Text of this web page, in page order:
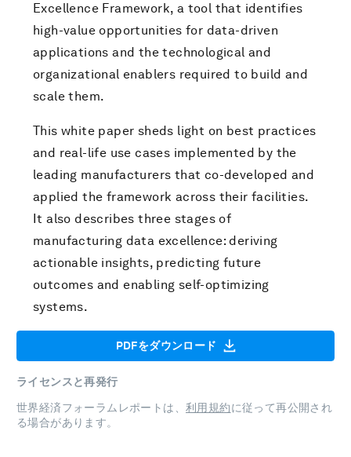
Excellence Framework, a tool that identifies
high-value opportunities for data-driven
applications and the technological and
organizational enablers required to build and
scale them.
This white paper sheds light on best practices
and real-life use cases implemented by the
leading manufacturers that co-developed and
applied the framework across their facilities.
It also describes three stages of
manufacturing data excellence: deriving
actionable insights, predicting future
outcomes and enabling self-optimizing
systems.
PDFをダウンロード
ライセンスと再発行
世界経済フォーラムレポートは、 利用規約に従って再公開され
る場合があります。